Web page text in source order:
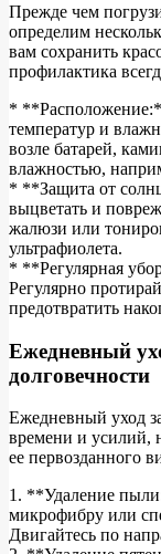
Прежде чем
определим
вам сохранить
профилактика
*
температур и
возле батарей,
влажностью,
* **Защита от
выцветать и
жалюзи или
ультрафиолета.
* **Регулярная
Регулярно
предотвратить
Ежедневный
долговечности
Ежедневный уход
времени и усилий,
ее первозданного
1. **Удаление
микрофибру или
Двигайтесь по